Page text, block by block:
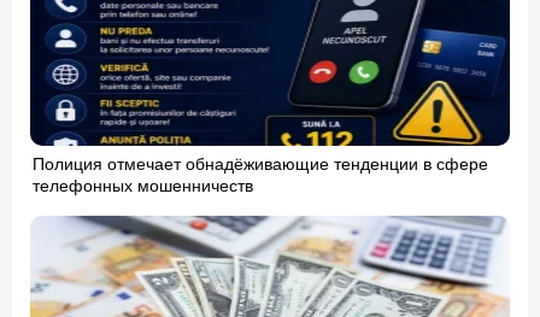
Полиция отмечает обнадёживающие тенденции в сфере
телефонных мошенничеств